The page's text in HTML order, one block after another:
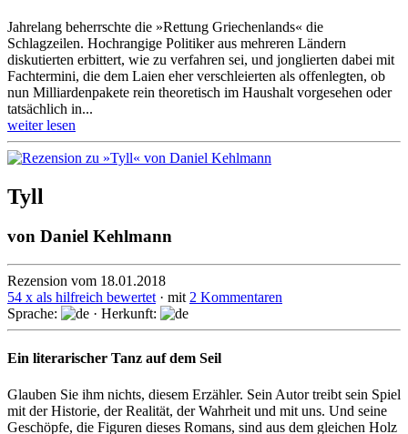
Jahrelang beherrschte die »Rettung Griechenlands« die
Schlagzeilen. Hochrangige Politiker aus mehreren Ländern
diskutierten erbittert, wie zu verfahren sei, und jonglierten dabei mit
Fach­termini, die dem Laien eher ver­schleier­ten als offen­legten, ob
nun Milliarden­pakete rein theore­tisch im Haushalt vorge­sehen oder
tatsäch­lich in...
weiter lesen
Tyll
von Daniel Kehlmann
Rezension vom 18.01.2018
54 x als hilfreich bewertet · mit 2 Kommentaren
Sprache:
· Herkunft:
Ein literarischer Tanz auf dem Seil
Glauben Sie ihm nichts, diesem Erzähler. Sein Autor treibt sein Spiel
mit der Historie, der Realität, der Wahrheit und mit uns. Und seine
Geschöpfe, die Figuren dieses Romans, sind aus dem gleichen Holz